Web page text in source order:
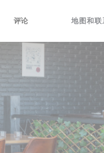
评论
((在新窗口中打开
((在新窗口中
地图和联